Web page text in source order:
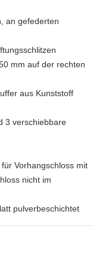
an gefederten
mm auf der rechten
aus Kunststoff
3 verschiebbare
Vorhangschloss mit
nicht im
pulverbeschichtet